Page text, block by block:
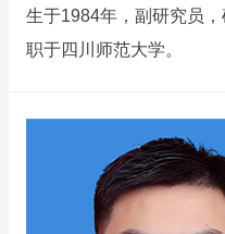
生于1984年，副研究员
职于四川师范大学。